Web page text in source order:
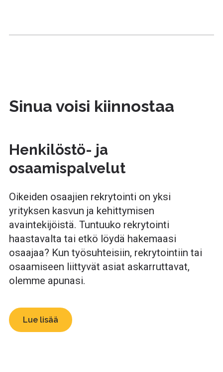
Sinua voisi kiinnostaa
Henkilöstö- ja
osaamispalvelut
Oikeiden osaajien rekrytointi on yksi
yrityksen kasvun ja kehittymisen
avaintekijöistä. Tuntuuko rekrytointi
haastavalta tai etkö löydä hakemaasi
osaajaa? Kun työsuhteisiin, rekrytointiin tai
osaamiseen liittyvät asiat askarruttavat,
olemme apunasi.
Lue lisää